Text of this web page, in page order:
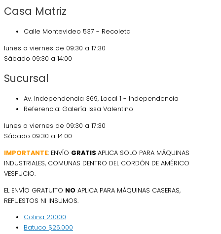
Casa Matriz
Calle Montevideo 537 - Recoleta
lunes a viernes de 09:30 a 17:30
Sábado 09:30 a 14:00
Sucursal
Av. Independencia 369, Local 1 - Independencia
Referencia: Galería Issa Valentino
lunes a viernes de 09:30 a 17:30
Sábado 09:30 a 14:00
IMPORTANTE: ENVÍO GRATIS APLICA SOLO PARA MÁQUINAS
INDUSTRIALES, COMUNAS DENTRO DEL CORDÓN DE AMÉRICO
VESPUCIO.
EL ENVÍO GRATUITO NO APLICA PARA MÁQUINAS CASERAS,
REPUESTOS NI INSUMOS.
Colina 20000
Batuco $25.000